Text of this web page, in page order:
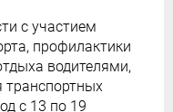
с участием
профилактики
водителями,
транспортных
с 13 по 19